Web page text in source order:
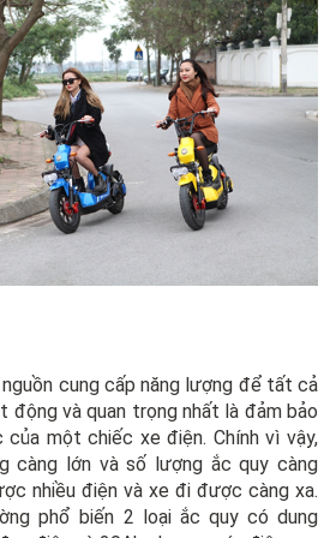
cung cấp năng lượng để tất cả
động và quan trọng nhất là đảm bảo
một chiếc xe điện. Chính vì vậy,
càng lớn và số lượng ắc quy càng
nhiều điện và xe đi được càng xa.
phổ biến 2 loại ắc quy có dung